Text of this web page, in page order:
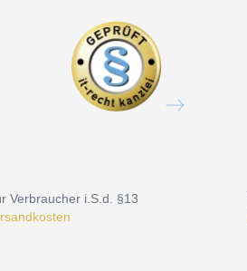
Verbraucher i.S.d. §13